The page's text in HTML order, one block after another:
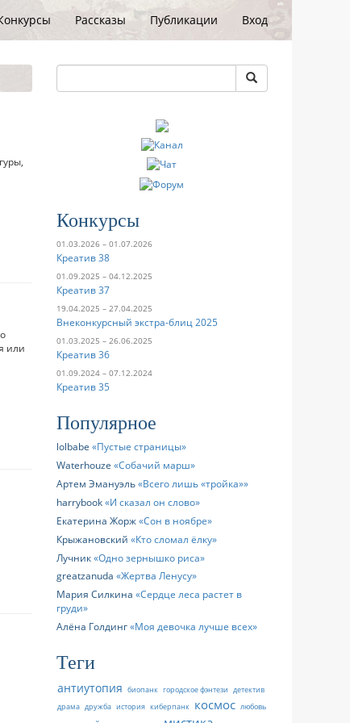
Рассказы Публикации Вход
или
Конкурсы
01.03.2026 – 01.07.2026
Креатив 38
01.09.2025 – 04.12.2025
Креатив 37
19.04.2025 – 27.04.2025
Внеконкурсный экстра-блиц 2025
01.03.2025 – 26.06.2025
Креатив 36
01.09.2024 – 07.12.2024
Креатив 35
Популярное
lolbabe Пустые страницы
Waterhouze Собачий марш
Артем Эмануэль Всего лишь «тройка»
harrybook И сказал он слово
Екатерина Жорж Сон в ноябре
Крыжановский Кто сломал ёлку
Лучник Одно зернышко риса
greatzanuda Жертва Ленусу
Мария Силкина Сердце леса растет в
груди
Алёна Голдинг Моя девочка лучше всех
Теги
антиутопия биопанк городское фэнтези детектив
драма дружба история киберпанк космос любовь